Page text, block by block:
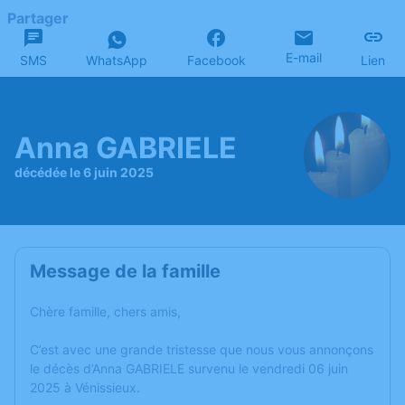
Partager
SMS WhatsApp Facebook E-mail Lien
Anna GABRIELE
décédée le 6 juin 2025
Message de la famille
Chère famille, chers amis,
C’est avec une grande tristesse que nous vous annonçons
le décès d’Anna GABRIELE survenu le vendredi 06 juin
2025 à Vénissieux.